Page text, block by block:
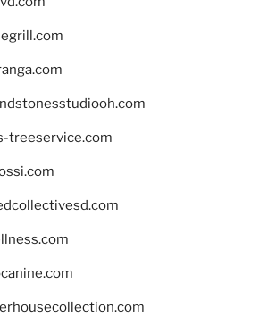
treeservice.com